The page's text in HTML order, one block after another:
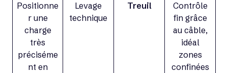
Positionne
r une
charge
très
préciséme
nt en
Levage
technique
Treuil
Contrôle
fin grâce
au câble,
idéal
zones
confinées